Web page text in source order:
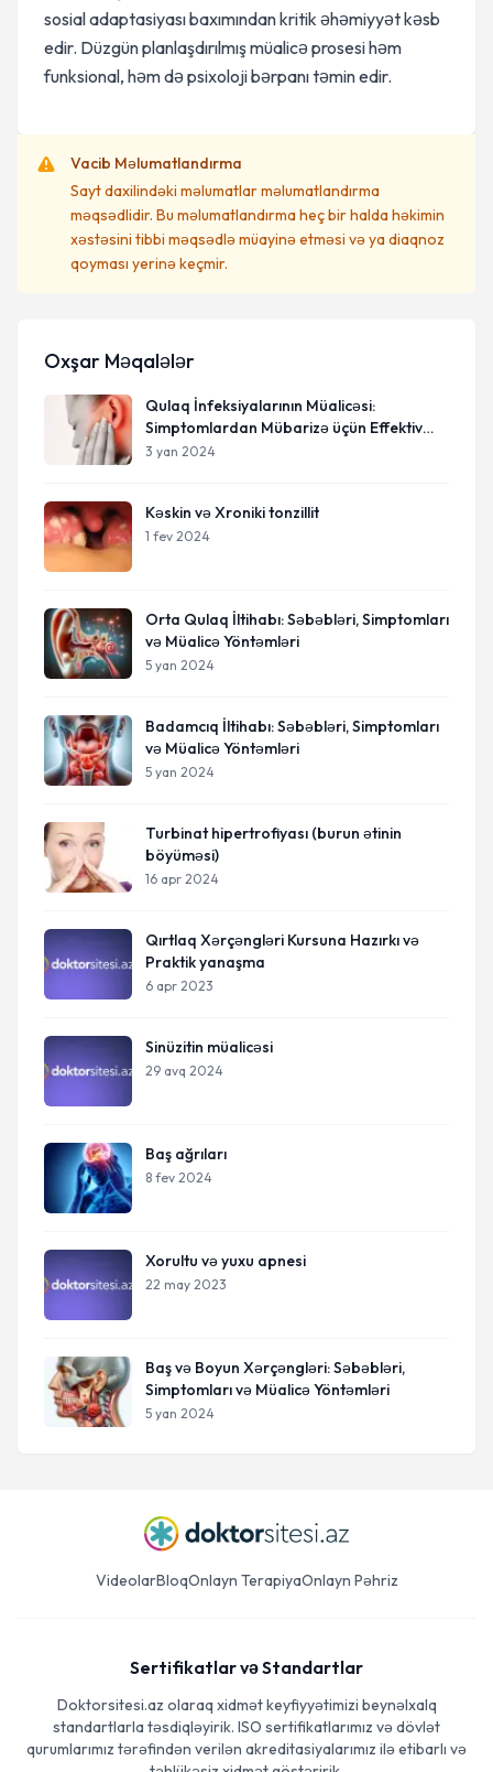
sosial adaptasiyası baxımından kritik əhəmiyyət kəsb
edir. Düzgün planlaşdırılmış müalicə prosesi həm
funksional, həm də psixoloji bərpanı təmin edir.
Vacib Məlumatlandırma
Sayt daxilindəki məlumatlar məlumatlandırma
məqsədlidir. Bu məlumatlandırma heç bir halda həkimin
xəstəsini tibbi məqsədlə müayinə etməsi və ya diaqnoz
qoyması yerinə keçmir.
Oxşar Məqalələr
Qulaq İnfeksiyalarının Müalicəsi:
Simptomlardan Mübarizə üçün Effektiv
Metodlar
3 yan 2024
Kəskin və Xroniki tonzillit
1 fev 2024
Orta Qulaq İltihabı: Səbəbləri, Simptomları
və Müalicə Yöntəmləri
5 yan 2024
Badamcıq İltihabı: Səbəbləri, Simptomları
və Müalicə Yöntəmləri
5 yan 2024
Turbinat hipertrofiyası (burun ətinin
böyüməsi)
16 apr 2024
Qırtlaq Xərçəngləri Kursuna Hazırkı və
Praktik yanaşma
6 apr 2023
Sinüzitin müalicəsi
29 avq 2024
Baş ağrıları
8 fev 2024
Xorultu və yuxu apnesi
22 may 2023
Baş və Boyun Xərçəngləri: Səbəbləri,
Simptomları və Müalicə Yöntəmləri
5 yan 2024
VideolarBloqOnlayn TerapiyaOnlayn Pəhriz
Sertifikatlar və Standartlar
Doktorsitesi.az olaraq xidmət keyfiyyətimizi beynəlxalq
standartlarla təsdiqləyirik. ISO sertifikatlarımız və dövlət
qurumlarımız tərəfindən verilən akreditasiyalarımız ilə etibarlı və